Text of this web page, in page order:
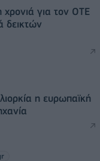
για τον ΟΤΕ
δεικτών
η ευρωπαϊκή